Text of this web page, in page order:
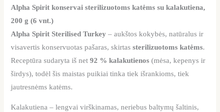
Alpha Spirit konservai sterilizuotoms katėms su kalakutiena,
200 g (6 vnt.)
Alpha Spirit Sterilised Turkey – aukštos kokybės, natūralus ir
visavertis konservuotas pašaras, skirtassterilizuotoms katėms.
Receptūra sudaryta iš net92 % kalakutienos (mėsa, kepenys ir
širdys), todėl šis maistas puikiai tinka tiek išrankioms, tiek
jautresnėms katėms.
Kalakutiena – lengvai virškinamas, neriebus baltymų šaltinis,